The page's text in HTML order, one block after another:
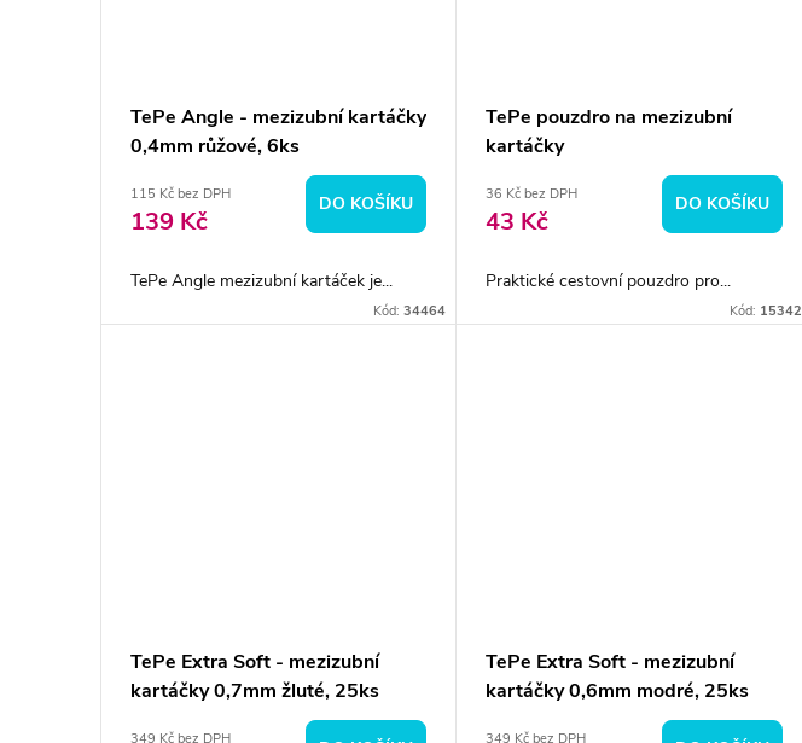
TePe Angle - mezizubní kartáčky
0,4mm růžové, 6ks
115 Kč bez DPH
139 Kč
DO KOŠÍKU
TePe Angle mezizubní kartáček je...
Kód:34464
TePe pouzdro na mezizubní
kartáčky
36 Kč bez DPH
43 Kč
DO KOŠÍKU
Praktické cestovní pouzdro pro...
Kód: 15342
TePe Extra Soft - mezizubní
kartáčky 0,7mm žluté, 25ks
349 Kč bez DPH
TePe Extra Soft - mezizubní
kartáčky 0,6mm modré, 25ks
349 Kč bez DPH